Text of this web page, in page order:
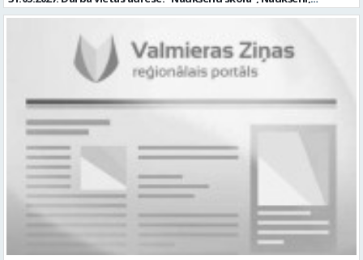
organizēt un kvalitatīvi veikt savu darbu; atbildības sajūta,
disciplinētība, precizitāte; komunikācijas un sadarbības prasmes;
psiholoģiskā noturība; prasme strādāt individuāli un komandā; •
labas prasmes darbam ar datoru un citu biroja tehniku; mēs
piedāvājam: • pamatalgu pārbaudes laikā 1052 EUR pirms nodokļu
nomaksas, pēc pārbaudes laika 1105 EUR pirms nodokļu nomaksas; •
iespēju saņemt atvaļinājuma pabalstu; • darba devēja līdzfinansētu
veselības apdrošināšanu pēc pārbaudes laika beigām, kā arī citas
sociālās garantijas/labumus atbilstoši darba rezultātam un
normatīvajos aktos noteiktajam; • drošu, estētisku un sakārtotu
darba vidi. Profesionālās darbības aprakstu (CV) gaidīsim līdz
2026.gada 31.augustam iesniedzot personīgi skolā (adrese:
“Naukšēnu skola”, Naukšēni, Naukšēnu pagasts, Valmieras novads)
vai e-pastā: nauksenu.pamatskola@valmiera.edu.lv. Pieteikums
iesniedzams ar norādi “Direktora vietnieka/-ces vakance”. Tālrunis
informācijai: 26082207 (direktors), 64268636 (lietvede). Informējam, ka
pieteikuma dokumentā norādītie personas dati tiks apstrādāti, lai
nodrošinātu šī atlases konkursa norisi atbilstoši fizisko personu
datu aizsardzības regulējuma prasībām. Profesija: SAIMNIECĪBAS
Naukšēnu pagasts, Valmieras novads. Ja Tev ir vēlme: • izglītojamo
mobilo tālruņu pieņemšana drošā uzglabāšanā pirms mācību
stundām un to izsniegšana pēc stundu beigām) pieņemšana,
uzglabāšana un izsniegšana; • kārtības un tīrības uzturēšana
garderobes telpās; • bērnu un apmeklētāju laipna un apzinīga
apkalpošana. un Tev ir: • vēlama pamata vai vidējā izglītība; • valsts
valodas prasmes atbilstoši Valsts valodas likuma prasībām; •
kompetences: prasme plānot un organizēt un kvalitatīvi veikt savu
darbu; atbildības sajūta, disciplinētība, precizitāte; komunikācijas
un sadarbības prasmes; • prasme strādāt individuāli un komandā;
mēs piedāvājam: • pamatalgu 780 EUR pirms nodokļu nomaksas; •
darba līgums uz nenoteiktu lauku ar pārbaudes laiku – 1 mēnesis; •
iespēju saņemt atvaļinājuma pabalstu; • darba devēja līdzfinansētu
veselības apdrošināšanu pēc pārbaudes laika beigām, kā arī citas
sociālās garantijas/labumus atbilstoši darba rezultātam un
normatīvajos aktos noteiktajam; • atsaucīgu kolēģu atbalstu un
drošu, estētisku, sakārtotu darba vidi. Profesionālās darbības